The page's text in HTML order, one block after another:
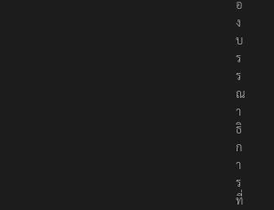
อ
ง
บ
ร
ร
ณ
า
ธิ
ก
า
ร
ที่